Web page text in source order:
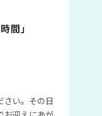
間」
さい。その日